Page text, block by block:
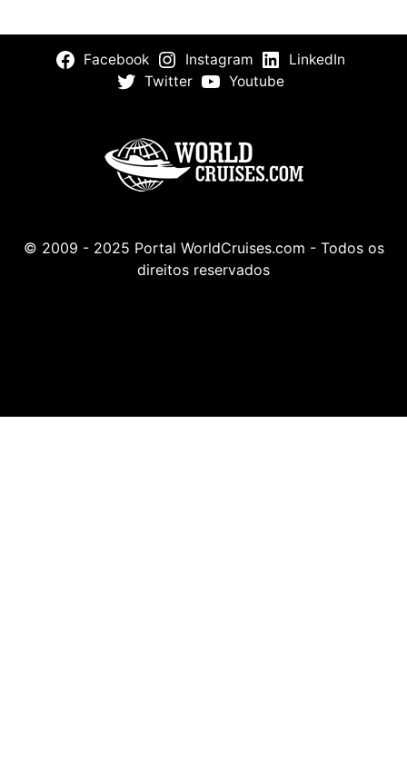
Facebook Instagram
LinkedIn
Twitter
Youtube
© 2009 - 2025 Portal WorldCruises.com - Todos os
direitos reservados